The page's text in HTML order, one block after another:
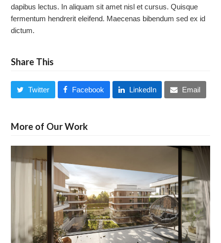
dapibus lectus. In aliquam sit amet nisl et cursus. Quisque
fermentum hendrerit eleifend. Maecenas bibendum sed ex id
dictum.
Share This
Twitter Facebook LinkedIn Email
More of Our Work